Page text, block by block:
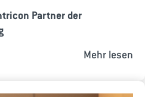
Partner der
Mehr lesen